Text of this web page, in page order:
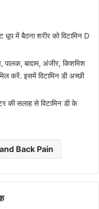
धूप में बैठना शरीर को विटामिन D
पालक, बादाम, अंजीर, किशमिश
करें. इसमें विटामिन डी अच्छी
की सलाह से विटामिन डी के
Back Pain